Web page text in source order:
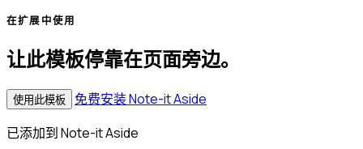
在扩展中使用
让此模板停靠在页面旁边。
使用此模板
免费安装 Note-it Aside
已添加到 Note-it Aside